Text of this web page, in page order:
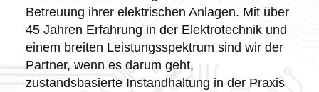
Betreuung ihrer elektrischen Anlagen. Mit über
45 Jahren Erfahrung in der Elektrotechnik und
einem breiten Leistungsspektrum sind wir der
Partner, wenn es darum geht,
zustandsbasierte Instandhaltung in der Praxis